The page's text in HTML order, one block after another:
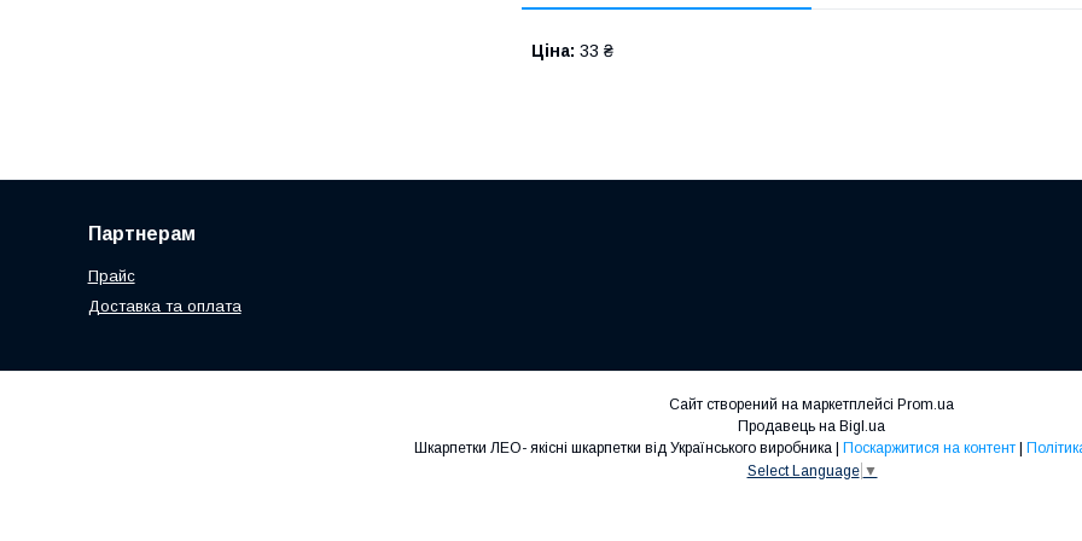
Ціна: 33 ₴
Партнерам
Прайс
Доставка та оплата
Сайт створений на маркетплейсі Prom.ua
Продавець на Bigl.ua
Поскаржитися на контент
Select Language ▼